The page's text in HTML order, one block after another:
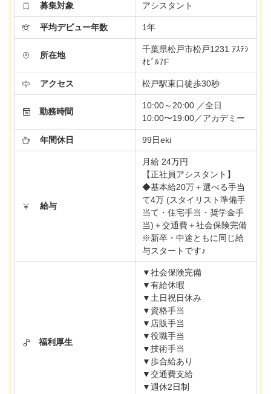
募集対象 アシスタント
平均デビュー年数 1年
所在地
千葉県松戸市松戸1231 ｱｽﾃｼ
ｵﾋﾞﾙ7F
アクセス 松戸駅東口徒歩30秒
勤務時間
10:00～20:00 ／全日
10:00〜19:00／アカデミー
年間休日 99日eki
給与
月給 24万円
【正社員アシスタント】
◆基本給20万＋選べる手当
て4万 (スタイリスト準備手
当て・住宅手当・奨学金手
当)＋交通費＋社会保険完備
※新卒・中途ともに同じ給
与スタートです♪
福利厚生
▼社会保険完備
▼有給休暇
▼土日祝日休み
▼資格手当
▼店販手当
▼役職手当
▼技術手当
▼歩合給あり
▼交通費支給
▼週休2日制